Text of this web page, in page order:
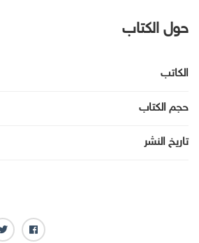
حول الكتاب
الكاتب
حجم الكتاب
تاريخ النشر
ف
ت